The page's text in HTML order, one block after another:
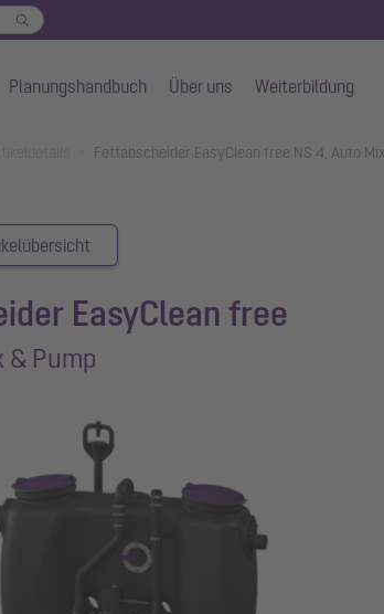
Planungshandbuch Über uns Weiterbildung
Fettabscheider EasyClean free NS 4, Auto
EasyClean free
& Pump